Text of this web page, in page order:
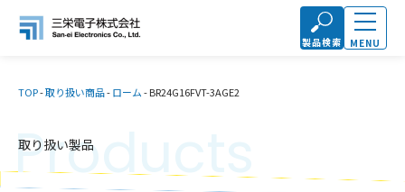
製品検索 MENU
TOP-取り扱い商品-ローム-BR24G16FVT-3AGE2
取り扱い製品
Products